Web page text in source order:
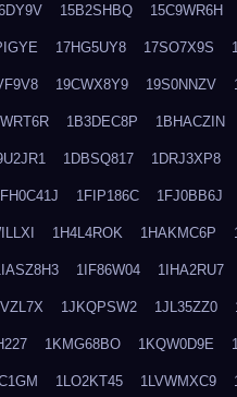
15B2SHBQ 15C9WR6H
17HG5UY8 17SO7X9S
19CWX8Y9 19S0NNZV
1B3DEC8P 1BHACZIN
1DBSQ817 1DRJ3XP8
1FIP186C 1FJ0BB6J
1H4L4ROK 1HAKMC6P
1IF86W04 1IHA2RU7
1JKQPSW2 1JL35ZZ0
1KMG68BO 1KQW0D9E
1LO2KT45 1LVWMXC9